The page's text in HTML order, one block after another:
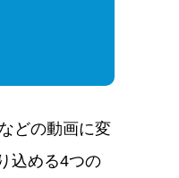
どの動画に変
込める4つの